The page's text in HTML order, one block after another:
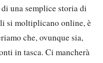
una semplice storia di
si moltiplicano online, è
che, ovunque sia,
in tasca. Ci mancherà